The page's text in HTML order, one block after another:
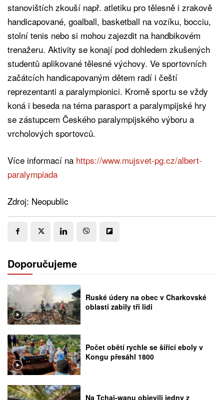
stanovištích zkouší např. atletiku pro tělesně i zrakově
handicapované, goalball, basketball na vozíku, bocciu,
stolní tenis nebo si mohou zajezdit na handbikovém
trenažeru. Aktivity se konají pod dohledem zkušených
studentů aplikované tělesné výchovy. Ve sportovních
začátcích handicapovaným dětem radí i čeští
reprezentanti a paralympionici. Kromě sportu se vždy
koná i beseda na téma parasport a paralympijské hry
se zástupcem Českého paralympijského výboru a
vrcholových sportovců.
Více informací na https://www.mujsvet-pg.cz/albert-
paralympiada
Zdroj: Neopublic
Doporučujeme
Ruské údery na obec v Charkovské
oblasti zabily tři lidi
Počet obětí rychle se šířící eboly v
Kongu přesáhl 1800
Na Tchaj-wanu objevili jedny z